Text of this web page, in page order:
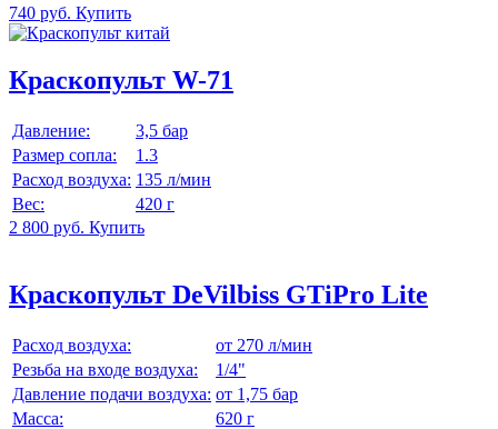
740 руб. Купить
Краскопульт W-71
Давление:
3,5 бар
Размер сопла:
1.3
Расход воздуха: 135 л/мин
Вес:
420 г
2 800 руб. Купить
Краскопульт DeVilbiss GTiPro Lite
Расход воздуха:
от 270 л/мин
Резьба на входе воздуха:
1/4"
Давление подачи воздуха: от 1,75 бар
Масса:
620 г